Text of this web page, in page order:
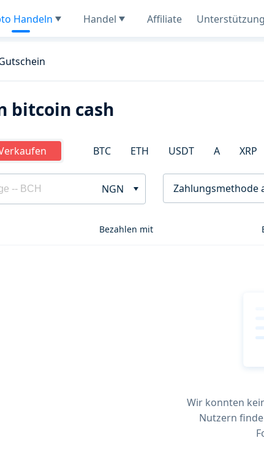
Handeln Handel Affiliate Unterstützung
bitcoin cash
BTC ETH USDT A XRP
NGN Zahlungsmethode
Bezahlen mit
Wir konnten
Nutzern